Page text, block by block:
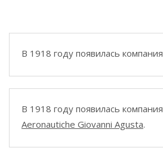
В 1918 году появилась компания
В 1918 году появилась компания
Aeronautiche Giovanni Agusta.